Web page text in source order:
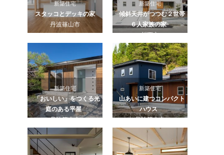
新築住宅
スタッコとデッキの家
丹波篠山市
新築住宅
傾斜天井がつつむ２世帯
６人家族の家
川西市
新築住宅
「おいしい」をつくる光
庭のある平屋
丹波篠山市
新築住宅
山あいに建つコンパクト
ハウス
丹波篠山市